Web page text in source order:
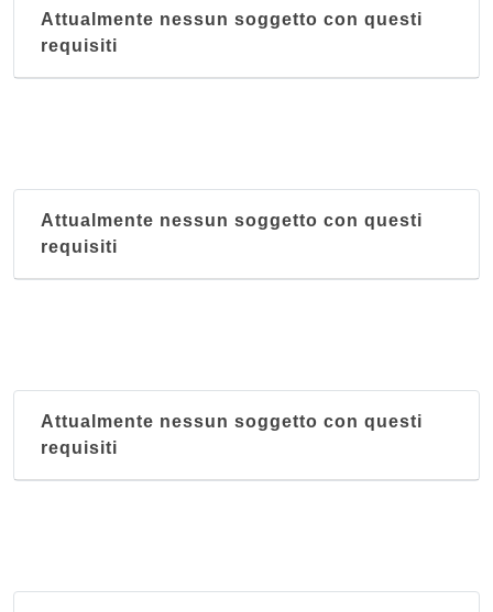
Attualmente nessun soggetto con questi
requisiti
Attualmente nessun soggetto con questi
requisiti
Attualmente nessun soggetto con questi
requisiti